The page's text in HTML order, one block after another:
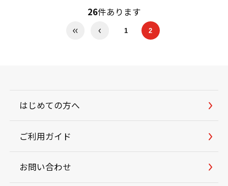
26件あります
1 2
はじめての方へ
ご利用ガイド
お問い合わせ